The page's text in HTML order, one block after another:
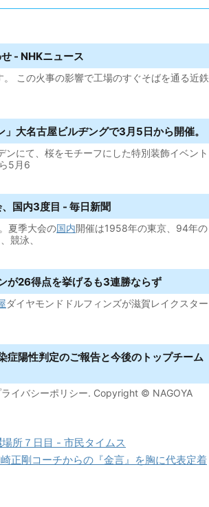
- NHKニュース
この火事の影響で工場のすぐそばを通る近鉄
」大名古屋ビルヂングで3月5日から開催。
ンにて、桜をモチーフにした特別装飾イベント
5月6
国内3度目 - 毎日新聞
夏季大会の国内開催は1958年の東京、94年の
競泳、
が26得点を挙げるも3連勝ならず
ダイヤモンドドルフィンズが滋賀レイクスター
症陽性判定のご報告と今後のトップチーム
ライバシーポリシー. Copyright © NAGOYA
場所７日目 - 市民タイムス
正剛コーチからの『金言』を胸に代表定着